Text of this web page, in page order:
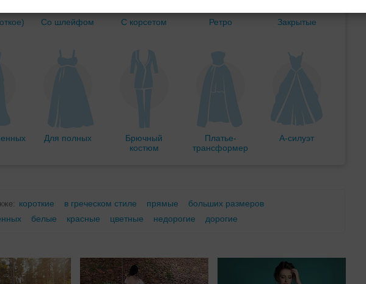
Со шлейфом С корсетом Ретро Закрытые
Для полных
Брючный
костюм
Платье-
трансформер
А-силуэт
короткие в греческом стиле прямые
больших размеров
белые красные цветные недорогие дорогие